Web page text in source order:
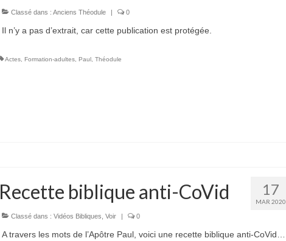
Classé dans : Anciens Théodule | 0
Il n’y a pas d’extrait, car cette publication est protégée.
Actes, Formation-adultes, Paul, Théodule
17
MAR 2020
Recette biblique anti-CoVid
Classé dans : Vidéos Bibliques, Voir 0
A travers les mots de l’Apôtre Paul, voici une recette biblique anti-CoVid…